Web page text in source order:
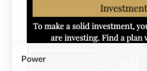
Power